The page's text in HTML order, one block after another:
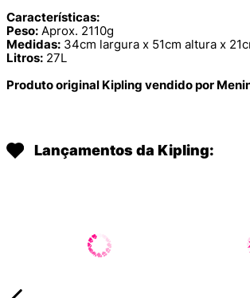
Características:
Peso: Aprox. 2110g
Medidas: 34cm largura x 51cm altura x
Litros: 27L
Produto original Kipling vendido por
Lançamentos da Kipling: